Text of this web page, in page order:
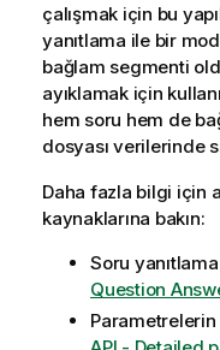
çalışmak için bu
yanıtlama ile bir
bağlam segmenti
ayıklamak için
hem soru hem de
dosyası verilerinde
Daha fazla bilgi için
kaynaklarına bakın:
Soru
Question
Parametrelerin